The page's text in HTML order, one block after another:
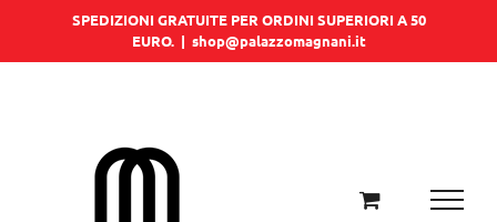
SPEDIZIONI GRATUITE PER ORDINI SUPERIORI A 50
EURO. | shop@palazzomagnani.it